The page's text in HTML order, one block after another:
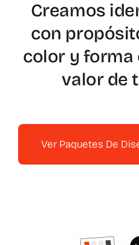
Creamos
con
color y forma
valor de
Ver Paquetes De